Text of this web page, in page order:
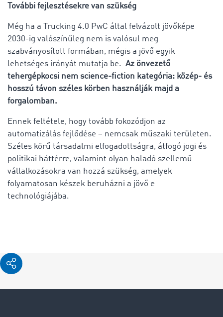
További fejlesztésekre van szükség
Még ha a Trucking 4.0 PwC által felvázolt jövőképe
2030-ig valószínűleg nem is valósul meg
szabványosított formában, mégis a jövő egyik
lehetséges irányát mutatja be. Az önvezető
tehergépkocsi nem science-fiction kategória: közép- és
hosszú távon széles körben használják majd a
forgalomban.
Ennek feltétele, hogy tovább fokozódjon az
automatizálás fejlődése – nemcsak műszaki területen.
Széles körű társadalmi elfogadottságra, átfogó jogi és
politikai háttérre, valamint olyan haladó szellemű
vállalkozásokra van hozzá szükség, amelyek
folyamatosan készek beruházni a jövő e
technológiájába.